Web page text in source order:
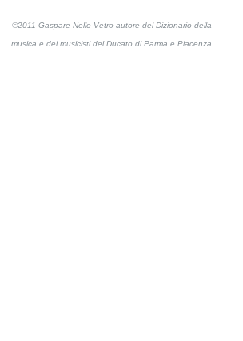
©2011 Gaspare Nello Vetro autore del Dizionario della
musica e dei musicisti del Ducato di Parma e Piacenza